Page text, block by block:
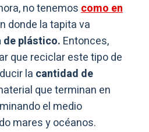
no tenemoscomo en
donde la tapita va
de plástico. Entonces,
que reciclar este tipo de
la cantidad de
que terminan en
el medio
mares y océanos.